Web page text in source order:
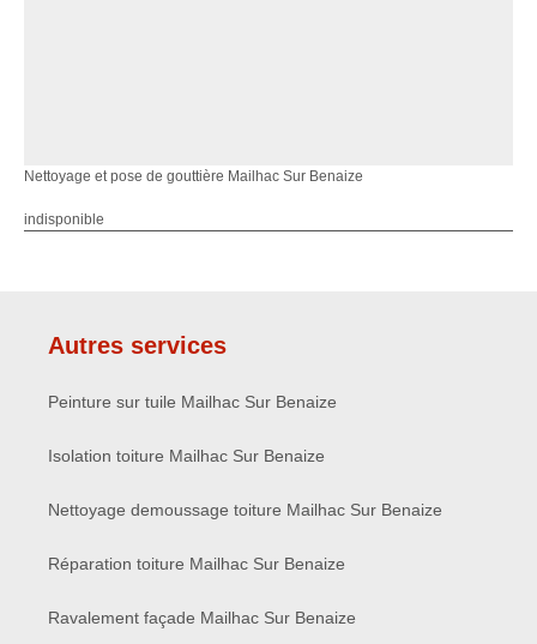
Nettoyage et pose de gouttière Mailhac Sur Benaize
indisponible
Autres services
Peinture sur tuile Mailhac Sur Benaize
Isolation toiture Mailhac Sur Benaize
Nettoyage demoussage toiture Mailhac Sur Benaize
Réparation toiture Mailhac Sur Benaize
Ravalement façade Mailhac Sur Benaize